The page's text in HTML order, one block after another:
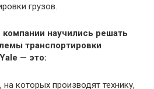
грузов.
научились решать
транспортировки
— это:
на которых производят технику,